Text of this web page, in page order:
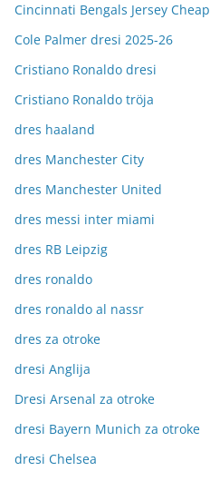
Cincinnati Bengals Jersey Cheap
Cole Palmer dresi 2025-26
Cristiano Ronaldo dresi
Cristiano Ronaldo tröja
dres haaland
dres Manchester City
dres Manchester United
dres messi inter miami
dres RB Leipzig
dres ronaldo
dres ronaldo al nassr
dres za otroke
dresi Anglija
Dresi Arsenal za otroke
dresi Bayern Munich za otroke
dresi Chelsea